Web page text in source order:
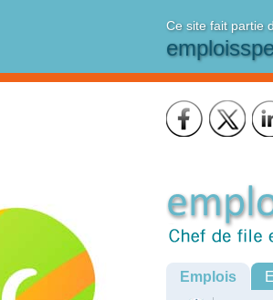
Ce site fait partie
Emplois